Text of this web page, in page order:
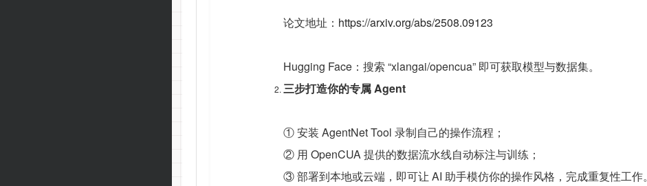
论文地址： https://arxiv.org/abs/2508.09123
Hugging Face：搜索 “xlangai/opencua” 即可获取模型与数据集。
三步打造你的专属 Agent
① 安装 AgentNet Tool 录制自己的操作流程；
② 用 OpenCUA 提供的数据流水线自动标注与训练；
③ 部署到本地或云端，即可让 AI 助手模仿你的操作风格，完成重复性工作。